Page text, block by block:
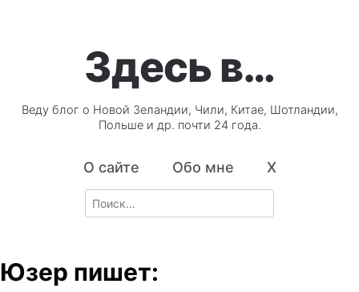
Здесь в…
Веду блог о Новой Зеландии, Чили, Китае, Шотландии,
Польше и др. почти 24 года.
О сайте Обо мне X
Search
for:
Юзер пишет: